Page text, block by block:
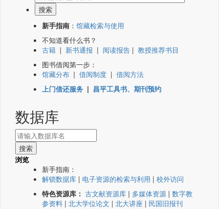
新手指南 ： 馆藏检索与使用
不知道看什么书？
古籍 | 新书通报 | 阅读报告 | 教授推荐书目
图书借阅第一步：
馆藏分布 | 借阅制度 | 借阅方法
上门借还服务 | 昌平工具书、期刊预约
数据库
浏览
新手指南：
解锁数据库 | 电子资源的检索与利用 | 校外访问
特色资源库： 古文献资源库 | 多媒体资源 | 数字教
参资料 | 北大学位论文 | 北大讲座 | 民国旧报刊